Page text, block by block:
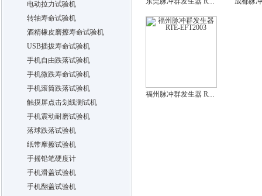
福州脉冲群发生器 RTE-EFT2003
电动拉力试验机
转轴寿命试验机
酒精橡皮磨擦寿命试验机
USB插拔寿命试验机
手机自由跌落试验机
手机微跌寿命试验机
手机滚筒跌落试验机
触摸屏点击划线测试机
手机震动耐磨试验机
落球跌落试验机
纸带摩擦试验机
手摇铅笔硬度计
手机滑盖试验机
手机翻盖试验机